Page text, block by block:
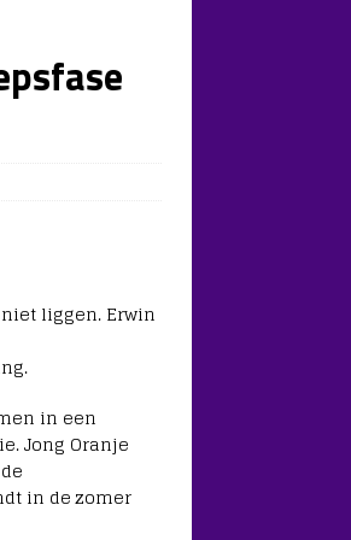
liggen. Erwin
in een
Jong Oranje
in de zomer